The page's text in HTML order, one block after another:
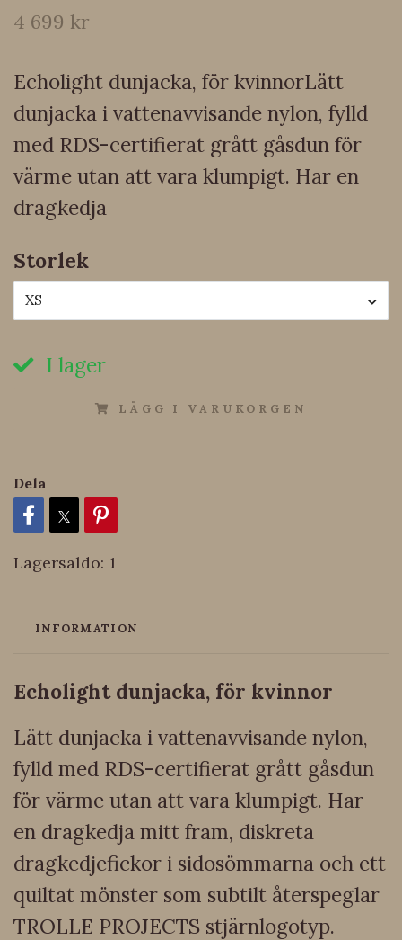
4 699 kr
Echolight dunjacka, för kvinnorLätt
dunjacka i vattenavvisande nylon, fylld
med RDS-certifierat grått gåsdun för
värme utan att vara klumpigt. Har en
dragkedja
Storlek
XS
I lager
LÄGG I VARUKORGEN
Dela
Lagersaldo: 1
INFORMATION
Echolight dunjacka, för kvinnor
Lätt dunjacka i vattenavvisande nylon,
fylld med RDS-certifierat grått gåsdun
för värme utan att vara klumpigt. Har
en dragkedja mitt fram, diskreta
dragkedjefickor i sidosömmarna och ett
quiltat mönster som subtilt återspeglar
TROLLE PROJECTS stjärnlogotyp.